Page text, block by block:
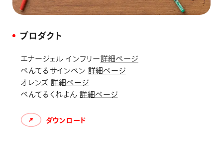
プロダクト
エナージェル インフリー詳細ページ
ぺんてるサインペン 詳細ページ
オレンズ詳細ページ
ぺんてるくれよん詳細ページ
ダウンロード